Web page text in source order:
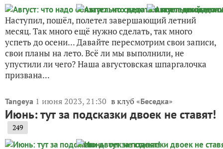
Наступил, пошёл, полетел завершающий летний
месяц. Так много ещё нужно сделать, так много
успеть до осени... Давайте пересмотрим свои записи,
свои планы на лето. Всё ли мы выполнили, не
упустили ли чего? Наша августовская шпаргалочка
призвана...
Tangeya 1 июня 2023, 21:30 в клуб «Беседка»
Июнь: тут за подсказки двоек не ставят!
249